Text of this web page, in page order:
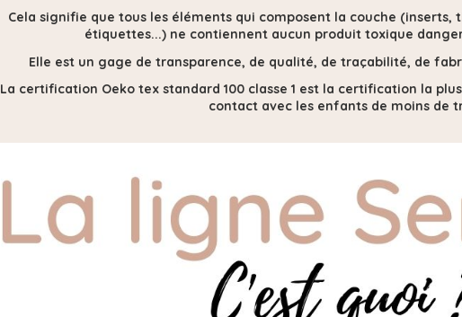
(2
Cela signifie que tous les éléments qui composent la couche (inserts,
étiquettes...) ne contiennent aucun produit toxique
Elle est un gage de transparence, de qualité, de traçabilité, de
La certification Oeko tex standard 100 classe 1 est la certification la
contact avec les enfants de moins de